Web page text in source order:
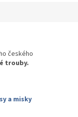
českého
trouby.
a misky